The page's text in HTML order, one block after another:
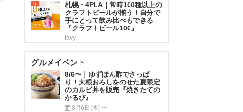
5
札幌・4PLA｜常時100種以上の
クラフトビールが揃う！自分で
手にとって飲み比べもできる
『クラフトビール100』
favy
グルメイベント
8/6〜｜ゆずぽん酢でさっぱ
り！大根おろしをのせた夏限定
のカルビ丼を販売『焼きたての
かるび』
8月6日(木) 〜